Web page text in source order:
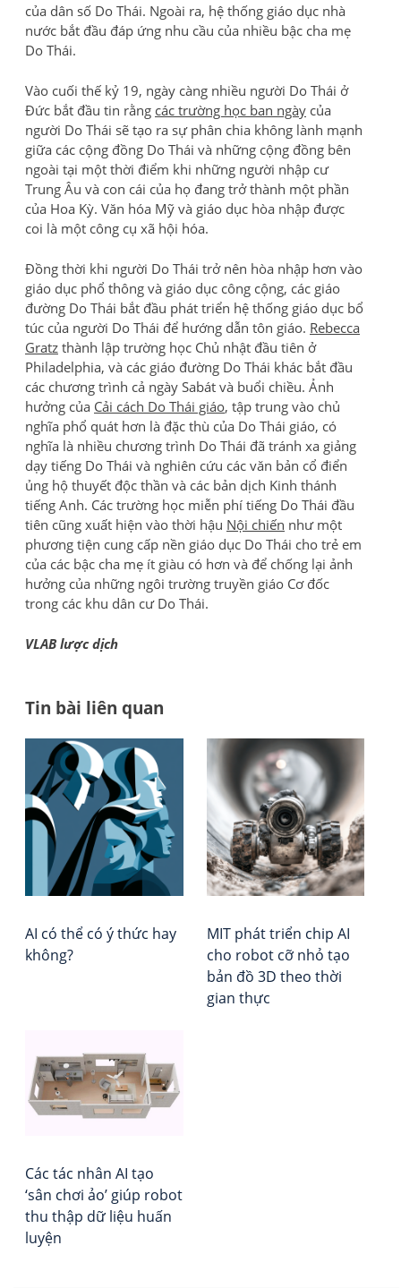
của dân số Do Thái. Ngoài ra, hệ thống giáo dục nhà
nước bắt đầu đáp ứng nhu cầu của nhiều bậc cha mẹ
Do Thái.
Vào cuối thế kỷ 19, ngày càng nhiều người Do Thái ở
Đức bắt đầu tin rằng các trường học ban ngày của
người Do Thái sẽ tạo ra sự phân chia không lành mạnh
giữa các cộng đồng Do Thái và những cộng đồng bên
ngoài tại một thời điểm khi những người nhập cư
Trung Âu và con cái của họ đang trở thành một phần
của Hoa Kỳ. Văn hóa Mỹ và giáo dục hòa nhập được
coi là một công cụ xã hội hóa.
Đồng thời khi người Do Thái trở nên hòa nhập hơn vào
giáo dục phổ thông và giáo dục công cộng, các giáo
đường Do Thái bắt đầu phát triển hệ thống giáo dục bổ
túc của người Do Thái để hướng dẫn tôn giáo. Rebecca
Gratz thành lập trường học Chủ nhật đầu tiên ở
Philadelphia, và các giáo đường Do Thái khác bắt đầu
các chương trình cả ngày Sabát và buổi chiều. Ảnh
hưởng của Cải cách Do Thái giáo, tập trung vào chủ
nghĩa phổ quát hơn là đặc thù của Do Thái giáo, có
nghĩa là nhiều chương trình Do Thái đã tránh xa giảng
dạy tiếng Do Thái và nghiên cứu các văn bản cổ điển
ủng hộ thuyết độc thần và các bản dịch Kinh thánh
tiếng Anh. Các trường học miễn phí tiếng Do Thái đầu
tiên cũng xuất hiện vào thời hậu Nội chiến như một
phương tiện cung cấp nền giáo dục Do Thái cho trẻ em
của các bậc cha mẹ ít giàu có hơn và để chống lại ảnh
hưởng của những ngôi trường truyền giáo Cơ đốc
trong các khu dân cư Do Thái.
VLAB lược dịch
Tin bài liên quan
AI có thể có ý thức hay
không?
MIT phát triển chip AI
cho robot cỡ nhỏ tạo
bản đồ 3D theo thời
gian thực
Các tác nhân AI tạo
‘sân chơi ảo’ giúp robot
thu thập dữ liệu huấn
luyện